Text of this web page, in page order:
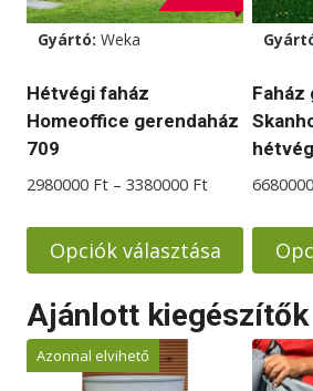
változatok
termékoldalon
választhatók
ki
Gyártó: Weka
Hétvégi faház
Homeoffice gerendaház
709
2980000 Ft – 3380000 FtÁrtartomány:
-
3380000 Ft
Opciók választása
a
terméknek
több
Faház
6680000
a
több
Ajánlott kiegészítők
Azonnal elvihető